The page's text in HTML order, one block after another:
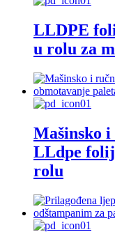
LLDPE
u rolu za
Mašinsko i
LLdpe
rolu